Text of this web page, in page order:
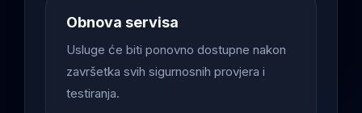
Obnova servisa
Usluge će biti ponovno dostupne nakon
završetka svih sigurnosnih provjera i
testiranja.